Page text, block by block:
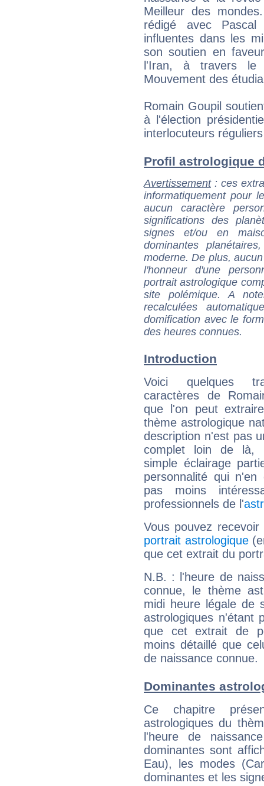
Meilleur des
rédigé avec
influentes dans les
son soutien en
l'Iran, à travers le
Mouvement des
Romain Goupil
à l'élection
interlocuteurs
Profil astrologique
Avertissement: ces
informatiquement pour
aucun caractère
significations des
signes et/ou en
dominantes
moderne. De plus,
l'honneur d'une
portrait astrologique
site polémique. A
recalculées
domification avec le
des heures connues.
Introduction
Voici quelques
caractères de
que l'on peut
thème astrologique
description n'est pas
complet loin de là,
simple éclairage
personnalité qui n'en
pas moins
professionnels de l'
Vous pouvez
portrait astrologique
que cet extrait du
N.B. : l'heure de
connue, le thème
midi heure légale de
astrologiques n'étant
que cet extrait de
moins détaillé que
de naissance connue.
Dominantes
Ce chapitre
astrologiques du
l'heure de
dominantes sont
Eau), les modes
dominantes et les